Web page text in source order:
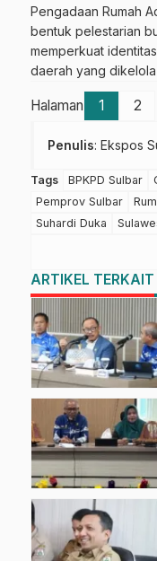
Pengadaan Rumah
bentuk pelestarian
memperkuat
daerah yang
Halaman 1 2
Penulis: Ekspos
Tags BPKPD Sulbar
Pemprov Sulbar
Suhardi Duka
ARTIKEL TERKAIT